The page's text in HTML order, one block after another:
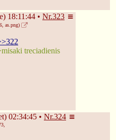
18:11:44 Nr.323
as.png)
treciadienis
02:34:45 Nr.324